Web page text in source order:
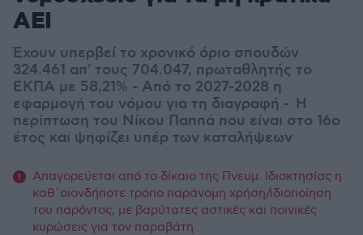
ΑΕΙ
Έχουν υπερβεί το χρονικό όριο σπουδών
324.461 απ' τους 704.047, πρωταθλητής το
ΕΚΠΑ με 58,21% - Από το 2027-2028 η
εφαρμογή του νόμου για τη διαγραφή - Η
περίπτωση του Νίκου Παππά που είναι στο 16ο
έτος και ψηφίζει υπέρ των καταλήψεων
Απαγορεύεται από το δίκαιο της Πνευμ. Ιδιοκτησίας η
καθ΄οιονδήποτε τρόπο παράνομη χρήση/ιδιοποίηση
του παρόντος, με βαρύτατες αστικές και ποινικές
κυρώσεις για τον παραβάτη